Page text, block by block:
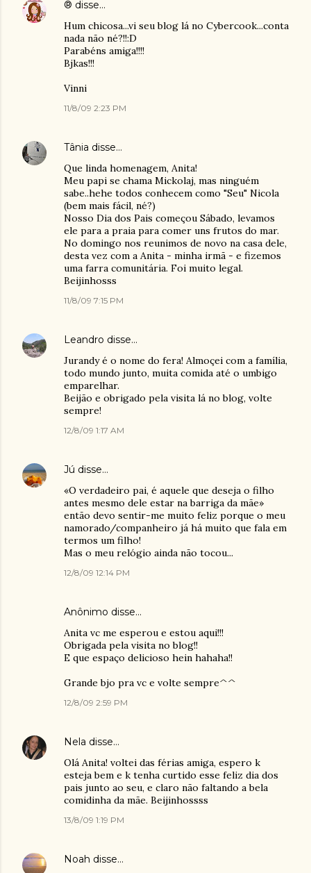
® disse…
Hum chicosa...vi seu blog lá no Cybercook...conta
nada não né?!!:D
Parabéns amiga!!!!
Bjkas!!!
Vinni
11/8/09 2:23 PM
Tânia disse…
Que linda homenagem, Anita!
Meu papi se chama Mickolaj, mas ninguém
sabe..hehe todos conhecem como "Seu" Nicola
(bem mais fácil, né?)
Nosso Dia dos Pais começou Sábado, levamos
ele para a praia para comer uns frutos do mar.
No domingo nos reunimos de novo na casa dele,
desta vez com a Anita - minha irmã - e fizemos
uma farra comunitária. Foi muito legal.
Beijinhosss
11/8/09 7:15 PM
Leandro disse…
Jurandy é o nome do fera! Almoçei com a família,
todo mundo junto, muita comida até o umbigo
emparelhar.
Beijão e obrigado pela visita lá no blog, volte
sempre!
12/8/09 1:17 AM
Jú disse…
«O verdadeiro pai, é aquele que deseja o filho
antes mesmo dele estar na barriga da mãe»
então devo sentir-me muito feliz porque o meu
namorado/companheiro já há muito que fala em
termos um filho!
Mas o meu relógio ainda não tocou...
12/8/09 12:14 PM
Anônimo disse…
Anita vc me esperou e estou aqui!!!
Obrigada pela visita no blog!!
E que espaço delicioso hein hahaha!!
Grande bjo pra vc e volte sempre^^
12/8/09 2:59 PM
Nela disse…
Olá Anita! voltei das férias amiga, espero k
esteja bem e k tenha curtido esse feliz dia dos
pais junto ao seu, e claro não faltando a bela
comidinha da mãe. Beijinhossss
13/8/09 1:19 PM
Noah disse…